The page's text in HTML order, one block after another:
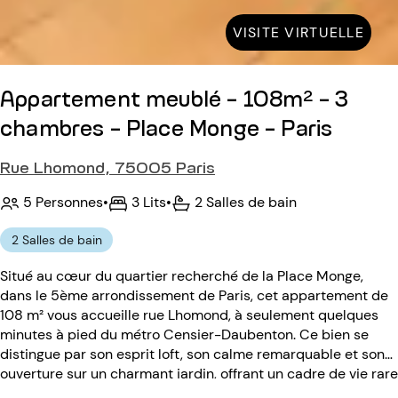
VISITE VIRTUELLE
Appartement meublé - 108m² - 3
chambres - Place Monge - Paris
Rue Lhomond, 75005 Paris
5 Personnes• 3 Lits• 2 Salles de bain
2 Salles de bain
Situé au cœur du quartier recherché de la Place Monge,
dans le 5ème arrondissement de Paris, cet appartement de
108 m² vous accueille rue Lhomond, à seulement quelques
minutes à pied du métro Censier-Daubenton. Ce bien se
distingue par son esprit loft, son calme remarquable et son
ouverture sur un charmant jardin, offrant un cadre de vie rare